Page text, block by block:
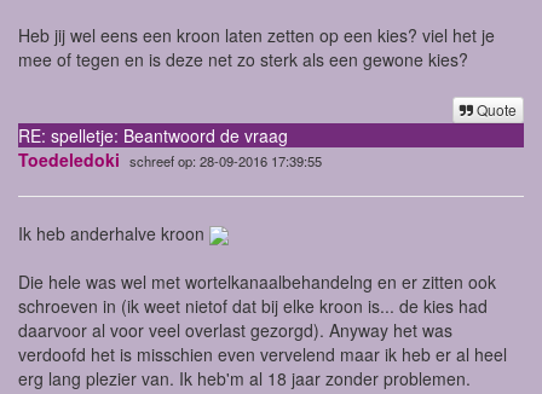
Heb jij wel eens een kroon laten zetten op een kies? viel het je
mee of tegen en is deze net zo sterk als een gewone kies?
Quote
RE: spelletje: Beantwoord de vraag
Toedeledoki schreef op: 28-09-2016 17:39:55
Ik heb anderhalve kroon
Die hele was wel met wortelkanaalbehandelng en er zitten ook
schroeven in (ik weet nietof dat bij elke kroon is... de kies had
daarvoor al voor veel overlast gezorgd). Anyway het was
verdoofd het is misschien even vervelend maar ik heb er al heel
erg lang plezier van. Ik heb'm al 18 jaar zonder problemen.